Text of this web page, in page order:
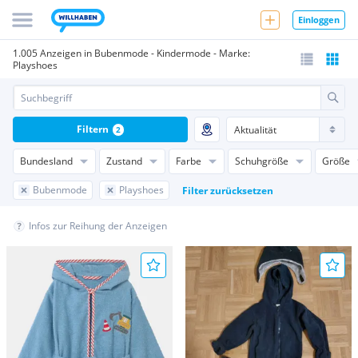
Einloggen
1.005 Anzeigen in Bubenmode - Kindermode - Marke:
Playshoes
Bundesland Zustand Farbe Schuhgröße Größe
Bubenmode Playshoes Filter zurücksetzen
Filtern 2
Infos zur Reihung der Anzeigen